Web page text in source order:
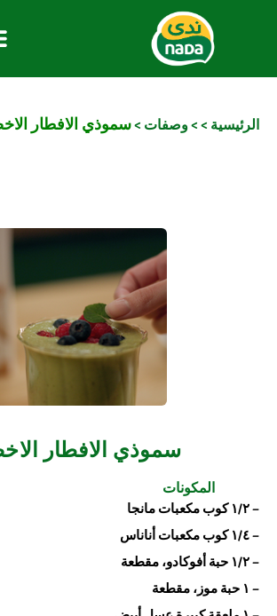
الرئيسية>
>وصفات>سموذي الافطار
سموذي الافطار
المكونات
– ١/٢ كوب مكعبات مانجا
– ١/٤ كوب مكعبات أناناس
– ١/٢ حبة أفوكادو، مقطعة
– ١ حبة موز، مقطعة